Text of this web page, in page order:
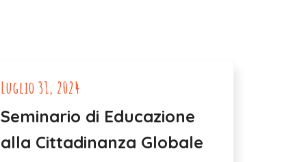
Luglio 31, 2024
Seminario di Educazione
alla Cittadinanza Globale